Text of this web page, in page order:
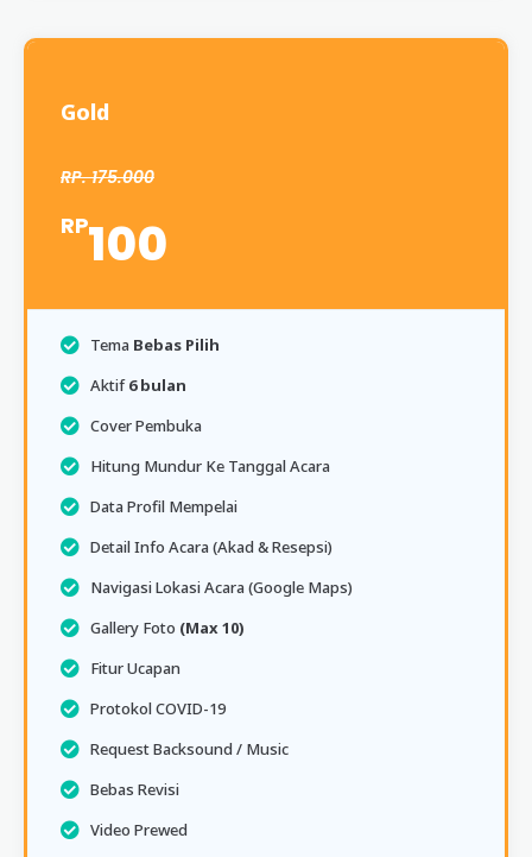
Gold
RP. 175.000
RP100
Tema Bebas Pilih
Aktif6 bulan
Cover Pembuka
Hitung Mundur Ke Tanggal Acara
Data Profil Mempelai
Detail Info Acara (Akad & Resepsi)
Navigasi Lokasi Acara (Google Maps)
Gallery Foto (Max 10)
Fitur Ucapan
Protokol COVID-19
Request Backsound / Music
Bebas Revisi
Video Prewed